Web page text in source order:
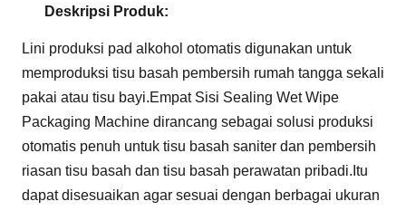
Deskripsi Produk:
Lini produksi pad alkohol otomatis digunakan untuk
memproduksi tisu basah pembersih rumah tangga sekali
pakai atau tisu bayi.Empat Sisi Sealing Wet Wipe
Packaging Machine dirancang sebagai solusi produksi
otomatis penuh untuk tisu basah saniter dan pembersih
riasan tisu basah dan tisu basah perawatan pribadi.Itu
dapat disesuaikan agar sesuai dengan berbagai ukuran